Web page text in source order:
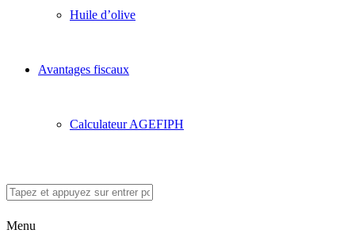
Huile d’olive
Avantages fiscaux
Calculateur AGEFIPH
Menu